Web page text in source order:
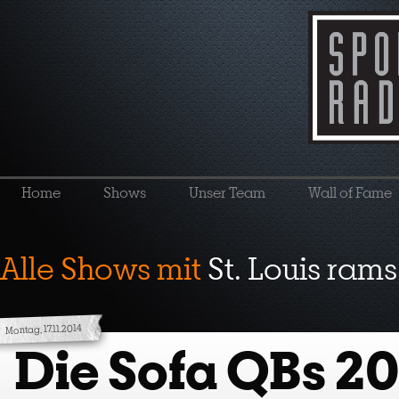
Home Shows Unser Team Wall of Fame
Alle Shows mitSt. Louis rams
Montag, 17.11.2014
Die Sofa QBs